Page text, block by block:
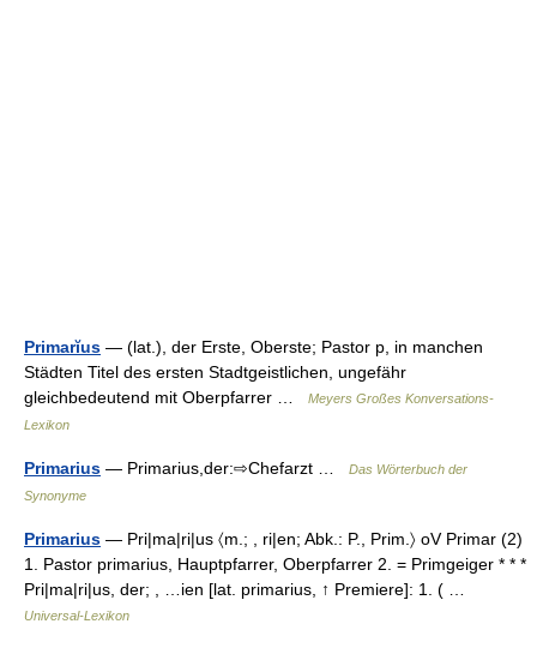
Primarĭus — (lat.), der Erste, Oberste; Pastor p, in manchen
Städten Titel des ersten Stadtgeistlichen, ungefähr
gleichbedeutend mit Oberpfarrer …
Meyers Großes Konversations-
Lexikon
Primarius — Primarius,der:⇨Chefarzt …
Das Wörterbuch der
Synonyme
Primarius — Pri|ma|ri|us 〈m.; , ri|en; Abk.: P., Prim.〉 oV Primar (2)
1. Pastor primarius, Hauptpfarrer, Oberpfarrer 2. = Primgeiger * * *
Pri|ma|ri|us, der; , …ien [lat. primarius, ↑ Premiere]: 1. ( …
Universal-Lexikon